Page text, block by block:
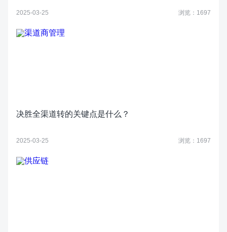
2025-03-25 浏览：1697
决胜全渠道转的关键点是什么？
2025-03-25 浏览：1697